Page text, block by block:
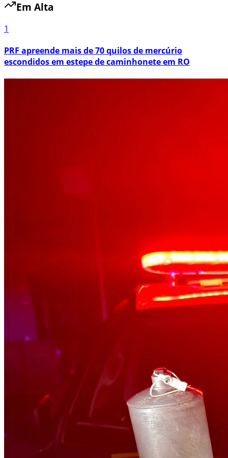
Em Alta
1
PRF apreende mais de 70 quilos de mercúrio
escondidos em estepe de caminhonete em RO